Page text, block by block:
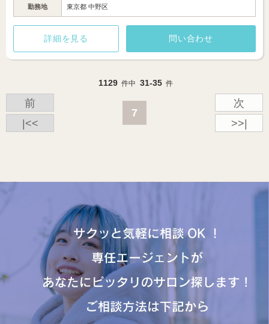
勤務地 東京都 中野区
詳細を見る 問い合わせ
1129 件中 31-35 件
|<<
前
7
次
>>|